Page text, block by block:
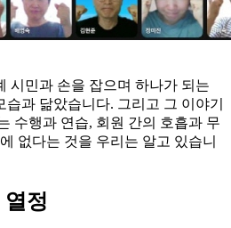
시민과 손을 잡으며 하나가 되는
과 닮았습니다. 그리고 그 이야기
수행과 연습, 회원 간의 호흡과 무
없다는 것을 우리는 알고 있습니
정